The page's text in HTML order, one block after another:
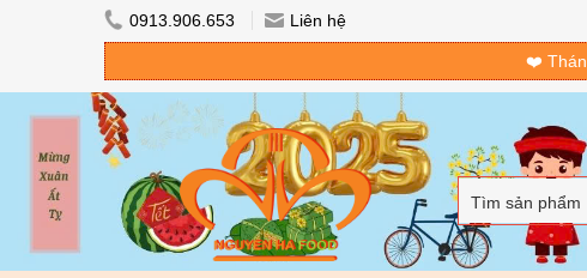
0913.906.653 Liên hệ
❤️
Tìm sản phẩm